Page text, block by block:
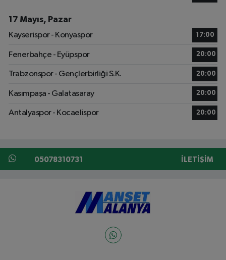
17 Mayıs, Pazar
Kayserispor - Konyaspor
17:00
Fenerbahçe - Eyüpspor 20:00
Trabzonspor - Gençlerbirliği S.K. 20:00
Kasımpaşa - Galatasaray 20:00
Antalyaspor - Kocaelispor 20:00
05078310731 İLETIŞIM